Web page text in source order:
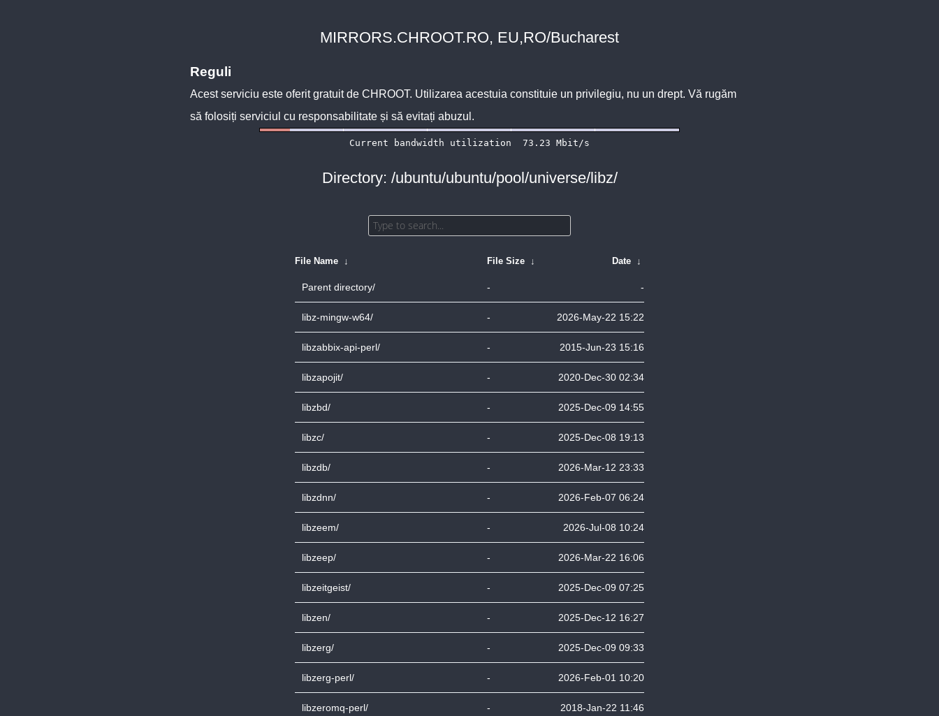
MIRRORS.CHROOT.RO, EU,RO/Bucharest
Reguli
Acest serviciu este oferit gratuit de CHROOT. Utilizarea acestuia constituie un privilegiu, nu un drept. Vă rugăm
să folosiți serviciul cu responsabilitate și să evitați abuzul.
Directory: /ubuntu/ubuntu/pool/universe/libz/
File Name ↓ File Size ↓ Date ↓
Parent directory/ - -
libz-mingw-w64/ - 2026-May-22 15:22
libzabbix-api-perl/ - 2015-Jun-23 15:16
libzapojit/ - 2020-Dec-30 02:34
libzbd/ - 2025-Dec-09 14:55
libzc/ - 2025-Dec-08 19:13
libzdb/ - 2026-Mar-12 23:33
libzdnn/ - 2026-Feb-07 06:24
libzeem/ - 2026-Jul-08 10:24
libzeep/ - 2026-Mar-22 16:06
libzeitgeist/ - 2025-Dec-09 07:25
libzen/ - 2025-Dec-12 16:27
libzerg/ - 2025-Dec-09 09:33
libzerg-perl/ - 2026-Feb-01 10:20
libzeromq-perl/ - 2018-Jan-22 11:46